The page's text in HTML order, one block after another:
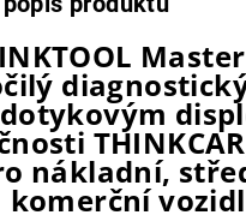
nákladní,
komerční